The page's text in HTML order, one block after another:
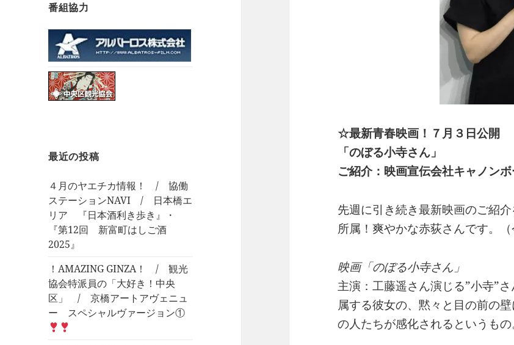
番組協力
最近の投稿
４月のヤエチカ情報！ / 協働
ステーションNAVI / 日本橋エ
リア 『日本酒利き歩き』・
『第12回 新富町はしご酒
2025』
！AMAZING GINZA！ / 観光
協会特派員の「大好き！中央
区」 / 京橋アートアヴェニュ
ー スペシャルヴァージョン①
☆最新青春映画！７月３日公開
「のぼる小寺さん」
ご紹介：映画宣伝会社キャノン
先週に引き続き最新映画のご紹
所属！爽やかな赤荻さんです。
映画「のぼる小寺さん」
主演：工藤遥さん演じる”小寺”
属する彼女の、黙々と目の前の
の人たちが感化されるというもの